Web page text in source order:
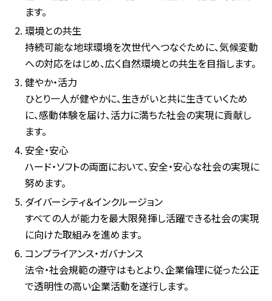
ます。
環境との共生
持続可能な地球環境を次世代へつなぐために、気候変動
への対応をはじめ、広く自然環境との共生を目指します。
健やか・活力
ひとり一人が健やかに、生きがいと共に生きていくため
に、感動体験を届け、活力に満ちた社会の実現に貢献し
ます。
安全・安心
ハード・ソフトの両面において、安全・安心な社会の実現に
努めます。
ダイバーシティ＆インクルージョン
すべての人が能力を最大限発揮し活躍できる社会の実現
に向けた取組みを進めます。
コンプライアンス・ガバナンス
法令・社会規範の遵守はもとより、企業倫理に従った公正
で透明性の高い企業活動を遂行します。